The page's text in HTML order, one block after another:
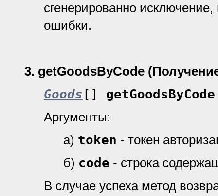
cгенерированно исключение,
ошибки.
3. getGoodsByCode
Goods [] getGoodsByCode
Аргументы:
а) token - токен
б) code - строка
В случае успеха метод